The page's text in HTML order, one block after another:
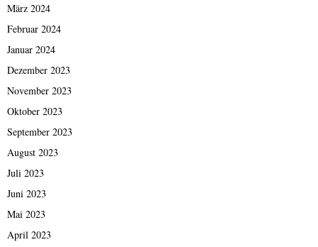
März 2024
Februar 2024
Januar 2024
Dezember 2023
November 2023
Oktober 2023
September 2023
August 2023
Juli 2023
Juni 2023
Mai 2023
April 2023